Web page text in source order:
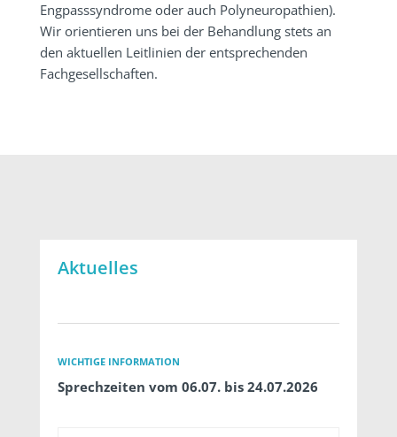
Engpasssyndrome oder auch Polyneuropathien).
Wir orientieren uns bei der Behandlung stets an
den aktuellen Leitlinien der entsprechenden
Fachgesellschaften.
Aktuelles
WICHTIGE INFORMATION
Sprechzeiten vom 06.07. bis 24.07.2026